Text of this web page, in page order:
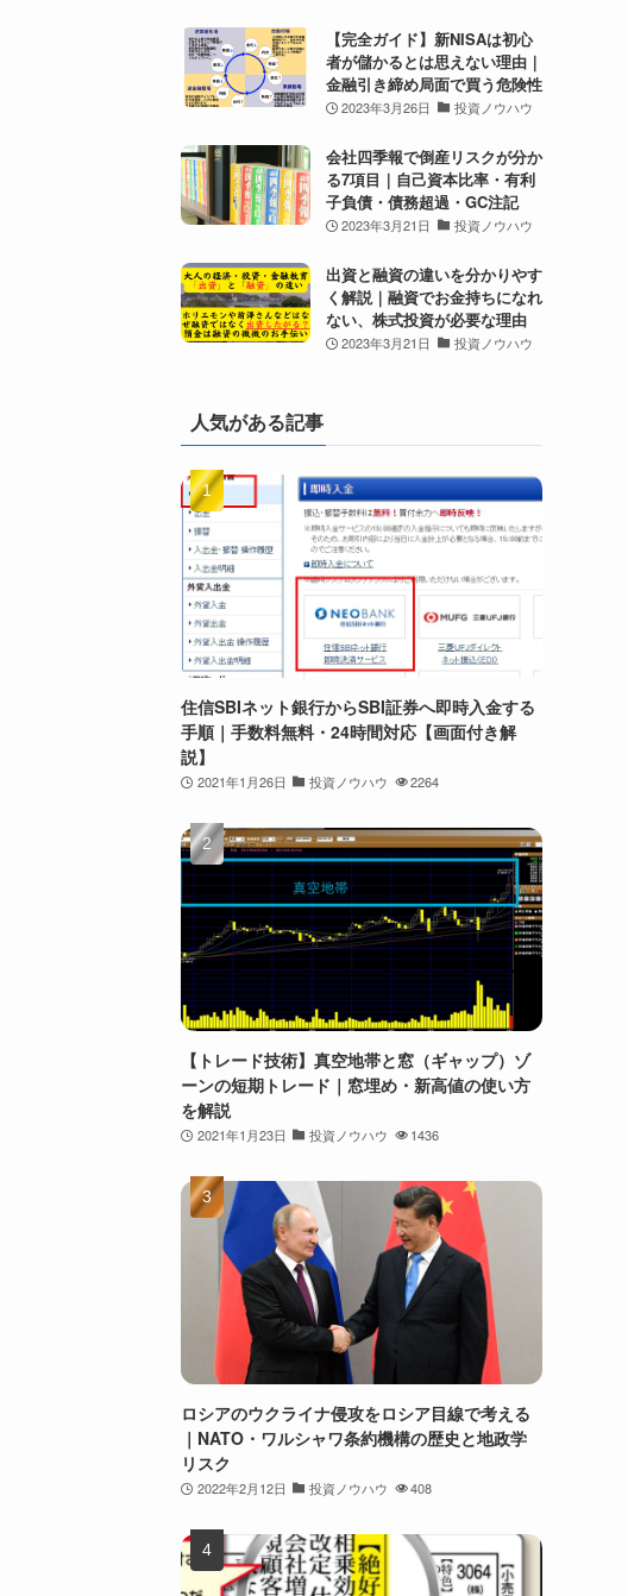
【完全ガイド】新NISAは初心
者が儲かるとは思えない理由｜
金融引き締め局面で買う危険性
2023年3月26日 投資ノウハウ
会社四季報で倒産リスクが分か
る7項目｜自己資本比率・有利
子負債・債務超過・GC注記
2023年3月21日 投資ノウハウ
出資と融資の違いを分かりやす
く解説｜融資でお金持ちになれ
ない、株式投資が必要な理由
2023年3月21日 投資ノウハウ
人気がある記事
住信SBIネット銀行からSBI証券へ即時入金する
手順｜手数料無料・24時間対応【画面付き解
説】
2021年1月26日 投資ノウハウ 2264
【トレード技術】真空地帯と窓（ギャップ）ゾ
ーンの短期トレード｜窓埋め・新高値の使い方
を解説
2021年1月23日 投資ノウハウ 1436
ロシアのウクライナ侵攻をロシア目線で考える
｜NATO・ワルシャワ条約機構の歴史と地政学
リスク
2022年2月12日 投資ノウハウ 408